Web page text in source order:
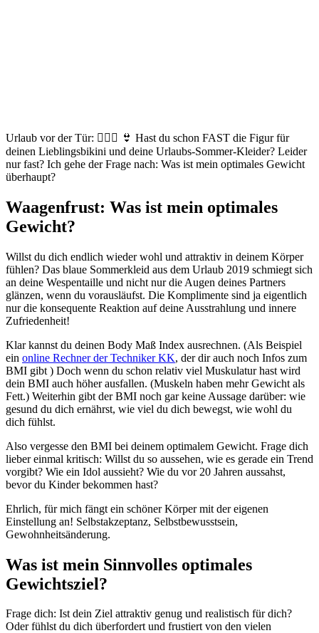
Urlaub vor der Tür: 🏊🏼‍♀️ 👙 Hast du schon FAST die Figur für
deinen Lieblingsbikini und deine Urlaubs-Sommer-Kleider? Leider
nur fast? Ich gehe der Frage nach: Was ist mein optimales Gewicht
überhaupt?
Waagenfrust: Was ist mein optimales
Gewicht?
Willst du dich endlich wieder wohl und attraktiv in deinem Körper
fühlen? Das blaue Sommerkleid aus dem Urlaub 2019 schmiegt sich
an deine Wespentaille und nicht nur die Augen deines Partners
glänzen, wenn du vorausläufst. Die Komplimente sind ja eigentlich
nur die konsequente Reaktion auf deine Ausstrahlung und innere
Zufriedenheit!
Klar kannst du deinen Body Maß Index ausrechnen. (Als Beispiel
ein online Rechner der Techniker KK, der dir auch noch Infos zum
BMI gibt ) Doch wenn du schon relativ viel Muskulatur hast wird
dein BMI auch höher ausfallen. (Muskeln haben mehr Gewicht als
Fett.) Weiterhin gibt der BMI noch gar keine Aussage darüber: wie
gesund du dich ernährst, wie viel du dich bewegst, wie wohl du
dich fühlst.
Also vergesse den BMI bei deinem optimalem Gewicht. Frage dich
lieber einmal kritisch: Willst du so aussehen, wie es gerade ein Trend
vorgibt? Wie ein Idol aussieht? Wie du vor 20 Jahren aussahst,
bevor du Kinder bekommen hast?
Ehrlich, für mich fängt ein schöner Körper mit der eigenen
Einstellung an! Selbstakzeptanz, Selbstbewusstsein,
Gewohnheitsänderung.
Was ist mein Sinnvolles optimales
Gewichtsziel?
Frage dich: Ist dein Ziel attraktiv genug und realistisch für dich?
Oder fühlst du dich überfordert und frustiert von den vielen